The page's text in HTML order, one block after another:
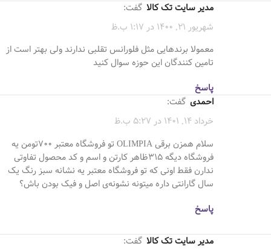
مدیر سایت تک کالا گفت:
شهریور 21, 1400 در 1:17 ب.ظ
معمولا برندهایی مثل فلورانس تقلبی ندارند ولی بهتر است از
تامین کنندگان این حوزه سوال کنید
پاسخ
احمدی گفت:
خرداد 14, 1401 در 5:27 ب.ظ
سلام همزن برقی OLIMPIA تو فروشگاە معتبر 700تومن یە
فروشگاە دیگە 315ظاهر کارتن و اسم و کد محصول تفاوتی
ندارن فقط اونی کە تو فروشگاە معتبر یە نشانە سبز رنگ یک
سال گارانتی دارە میتونە نشونەی اصل و فیک بودن باش؟
پاسخ
مدیر سایت تک کالا گفت: